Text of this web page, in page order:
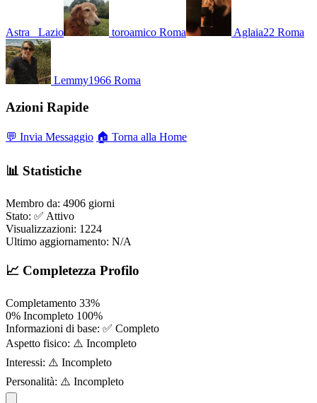
Astra_ Lazio toroamico Roma Aglaia22 Roma
Lemmy1966 Roma
Azioni Rapide
💬 Invia Messaggio 🏠 Torna alla Home
📊 Statistiche
Membro da: 4906 giorni
Stato: ✅ Attivo
Visualizzazioni: 1224
Ultimo aggiornamento: N/A
📈 Completezza Profilo
Completamento 33%
0% Incompleto 100%
Informazioni di base: ✅ Completo
Aspetto fisico: ⚠️ Incompleto
Interessi: ⚠️ Incompleto
Personalità: ⚠️ Incompleto